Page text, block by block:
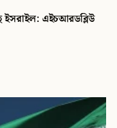
ইসরাইল: এইচআরডব্লিউ